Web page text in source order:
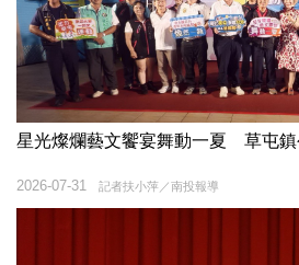
星光燦爛藝文饗宴舞動一夏 草屯鎮
記者扶小萍／南投報導
2026-07-31